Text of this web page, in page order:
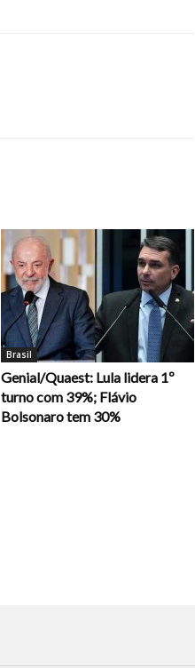
Brasil
Genial/Quaest: Lula lidera 1º
turno com 39%; Flávio
Bolsonaro tem 30%